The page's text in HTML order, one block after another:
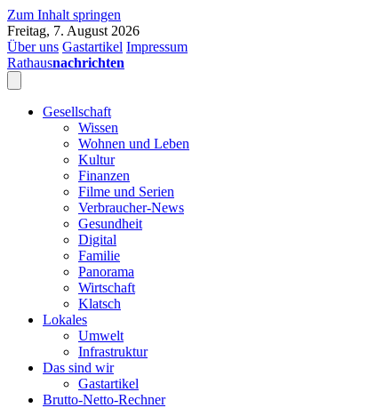
Zum Inhalt springen
Freitag, 7. August 2026
Über uns Gastartikel Impressum
Rathausnachrichten
Gesellschaft
Wissen
Wohnen und Leben
Kultur
Finanzen
Filme und Serien
Verbraucher-News
Gesundheit
Digital
Familie
Panorama
Wirtschaft
Klatsch
Lokales
Umwelt
Infrastruktur
Das sind wir
Gastartikel
Brutto-Netto-Rechner